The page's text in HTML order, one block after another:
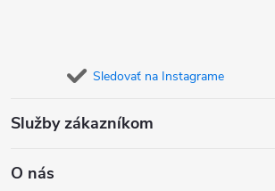
Sledovať na Instagrame
Služby zákazníkom
O nás